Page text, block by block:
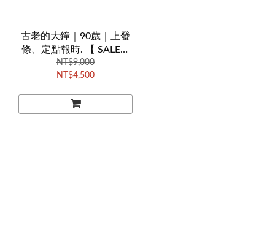
古老的大鐘｜90歲｜上發
條、定點報時. 【 SALE自
取 4500元 】
NT$9,000
NT$4,500